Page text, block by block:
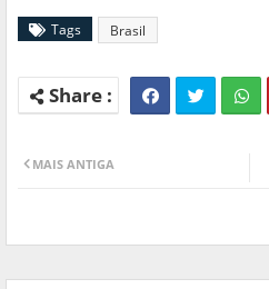
Tags Brasil
MAIS ANTIGA